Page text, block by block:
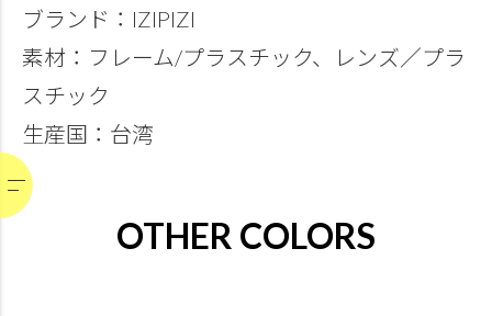
ブランド：IZIPIZI
素材：フレーム/プラスチック、レンズ／プラ
スチック
生産国：台湾
OTHER COLORS